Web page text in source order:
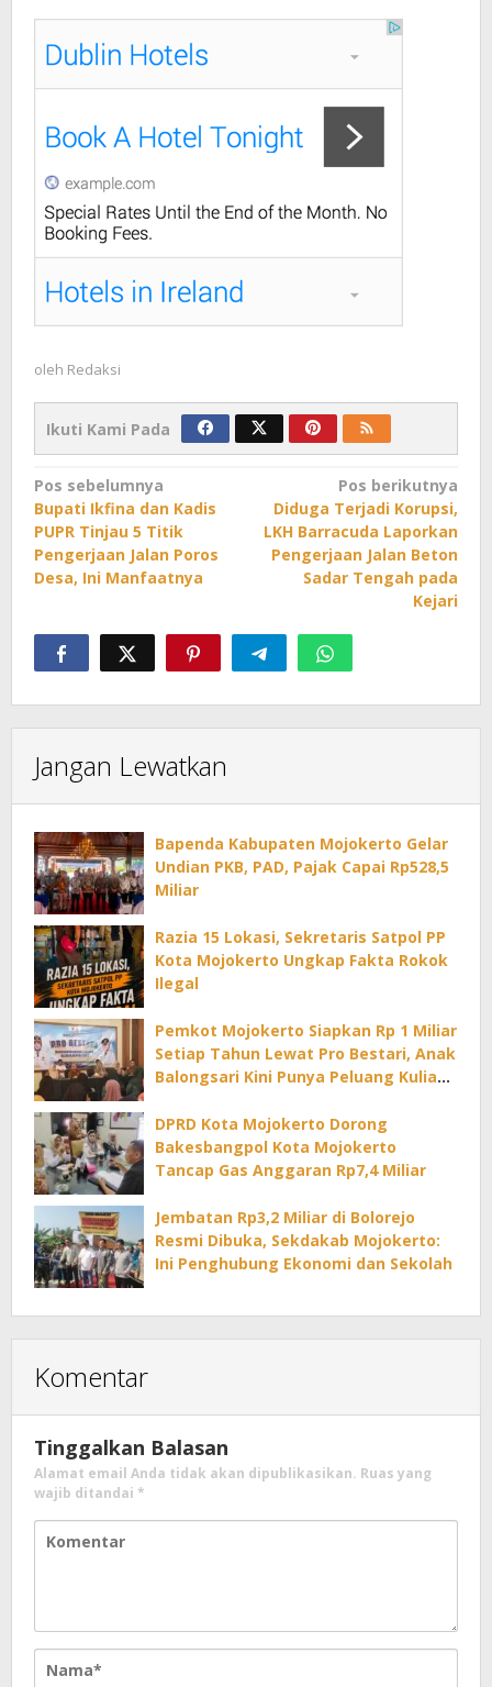
oleh Redaksi
Ikuti Kami Pada
Navigasi
pos
Pos sebelumnya
Bupati Ikfina dan Kadis
PUPR Tinjau 5 Titik
Pengerjaan Jalan Poros
Desa, Ini Manfaatnya
Pos berikutnya
Diduga Terjadi Korupsi,
LKH Barracuda Laporkan
Pengerjaan Jalan Beton
Sadar Tengah pada
Kejari
Jangan Lewatkan
Bapenda Kabupaten Mojokerto Gelar
Undian PKB, PAD, Pajak Capai Rp528,5
Miliar
Razia 15 Lokasi, Sekretaris Satpol PP
Kota Mojokerto Ungkap Fakta Rokok
Ilegal
Pemkot Mojokerto Siapkan Rp 1 Miliar
Setiap Tahun Lewat Pro Bestari, Anak
Balongsari Kini Punya Peluang Kuliah
DPRD Kota Mojokerto Dorong
Bakesbangpol Kota Mojokerto
Tancap Gas Anggaran Rp7,4 Miliar
Jembatan Rp3,2 Miliar di Bolorejo
Resmi Dibuka, Sekdakab Mojokerto:
Ini Penghubung Ekonomi dan Sekolah
Komentar
Tinggalkan Balasan
Alamat email Anda tidak akan dipublikasikan. Ruas yang
wajib ditandai *